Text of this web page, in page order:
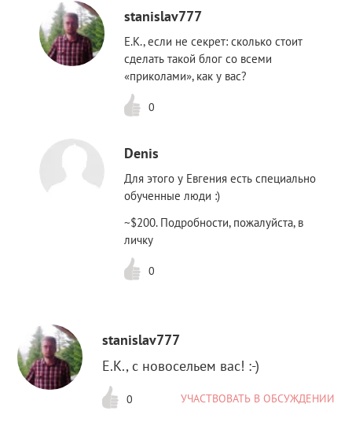
stanislav777
Е.К., если не секрет: сколько стоит
сделать такой блог со всеми
«приколами», как у вас?
0
Denis
Для этого у Евгения есть специально
обученные люди :)
~$200. Подробности, пожалуйста, в
личку
0
stanislav777
Е.К., с новосельем вас! :-)
0 УЧАСТВОВАТЬ В ОБСУЖДЕНИИ